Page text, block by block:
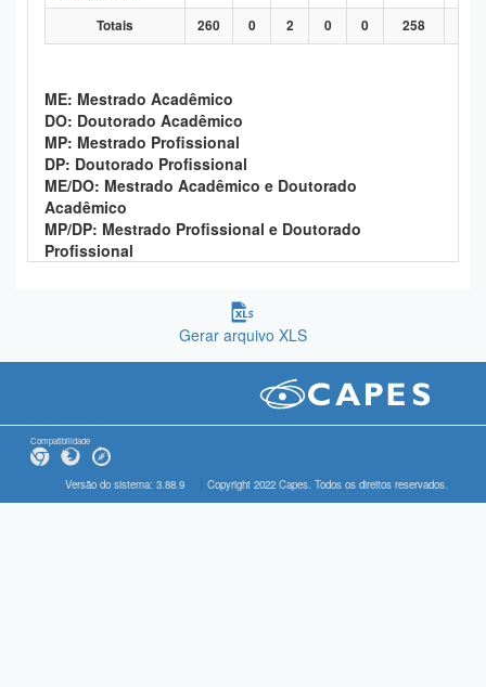
Totais 260 0 2 0 0 258
ME: Mestrado Acadêmico
DO: Doutorado Acadêmico
MP: Mestrado Profissional
DP: Doutorado Profissional
ME/DO: Mestrado Acadêmico e Doutorado
Acadêmico
MP/DP: Mestrado Profissional e Doutorado
Profissional
Gerar arquivo XLS
Compatibilidade
Versão do sistema: 3.88.9 Copyright 2022 Capes. Todos os direitos reservados.